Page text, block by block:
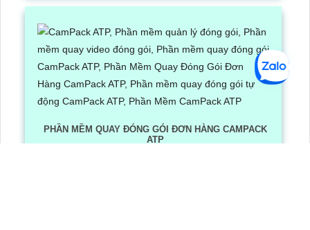
PHẦN MỀM QUAY ĐÓNG GÓI ĐƠN HÀNG CAMPACK
ATP